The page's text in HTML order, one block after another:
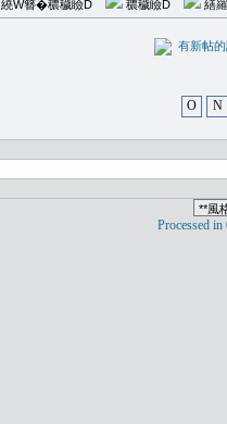
繞W簪�穠穢瞼D 穠穢瞼D 繕
有新
O N
Processed